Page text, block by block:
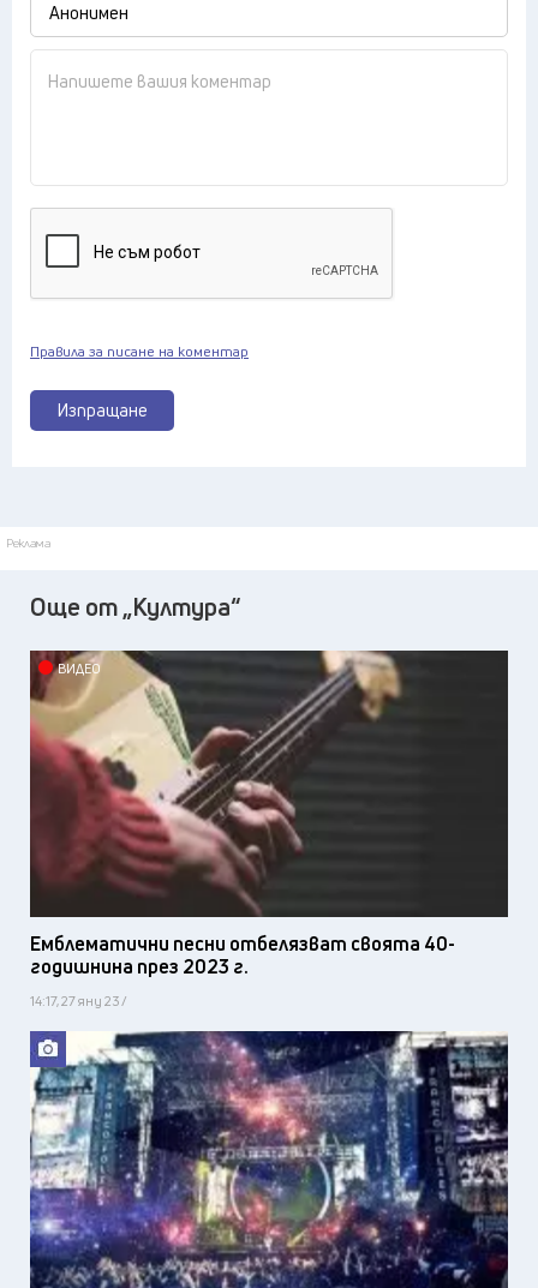
Изпращане
Правила за писане на коментар
Реклама
Още от „Култура“
ВИДЕО
Емблематични песни отбелязват своята 40-
годишнина през 2023 г.
14:17, 27 яну 23 /